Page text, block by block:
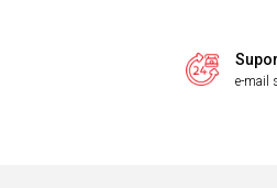
e-mail